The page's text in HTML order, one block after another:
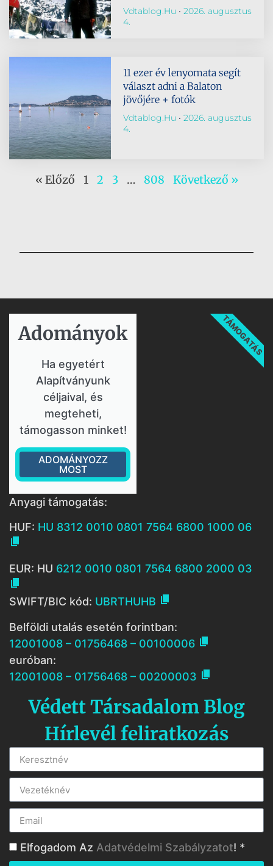
Vdtablog.hu
2026. augusztus
4.
11 ezer év lenyomata segít
választ adni a Balaton
jövőjére + fotók
Vdtablog.hu
2026. augusztus
4.
« Előző 1 2 3 … 808 Következő »
Adományok​
Ha egyetért
Alapítványunk
céljaival, és
megteheti,
támogasson minket!
ADOMÁNYOZZ
MOST
TÁMOGATÁS
Anyagi támogatás:
HUF: HU 8312 0010 0801 7564 6800 1000 06

EUR: HU 6212 0010 0801 7564 6800 2000 03

SWIFT/BIC kód: UBRTHUHB 
Belföldi utalás esetén forintban:
12001008 – 01756468 – 00100006 
euróban:
12001008 – 01756468 – 00200003 
Védett Társadalom Blog
Hírlevél feliratkozás
Elfogadom Az Adatvédelmi Szabályzatot! *